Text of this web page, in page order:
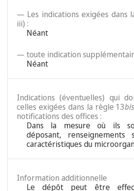
— Les indications exigées dans
iii) :
Néant
— toute indication
Néant
Indications (éventuelles) qui
celles exigées dans la règle 13
notifications des offices :
Dans la mesure où ils
déposant,
caractéristiques du
Information additionnelle
Le dépôt peut être